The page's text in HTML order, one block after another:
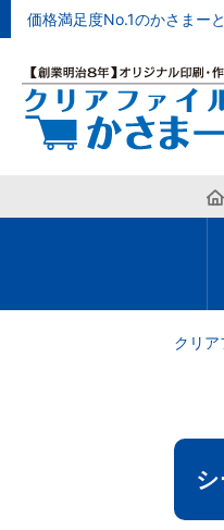
価格満足度No.1のかさまー
クリア